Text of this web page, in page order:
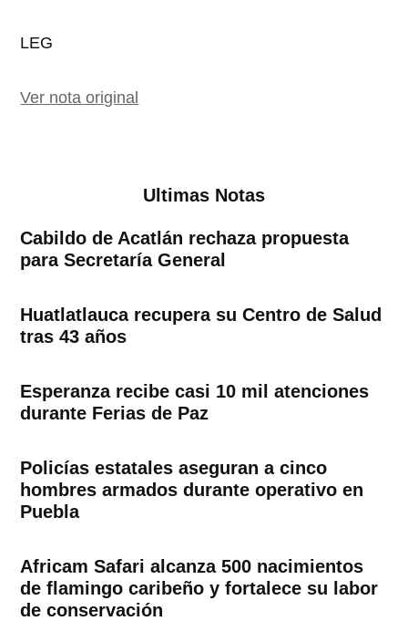
LEG
Ver nota original
Ultimas Notas
Cabildo de Acatlán rechaza propuesta
para Secretaría General
Huatlatlauca recupera su Centro de Salud
tras 43 años
Esperanza recibe casi 10 mil atenciones
durante Ferias de Paz
Policías estatales aseguran a cinco
hombres armados durante operativo en
Puebla
Africam Safari alcanza 500 nacimientos
de flamingo caribeño y fortalece su labor
de conservación